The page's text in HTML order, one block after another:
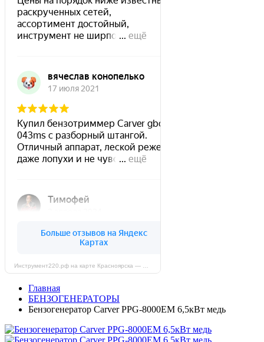
Главная
БЕНЗОГЕНЕРАТОРЫ
Бензогенератор Carver PPG-8000EM 6,5кВт медь